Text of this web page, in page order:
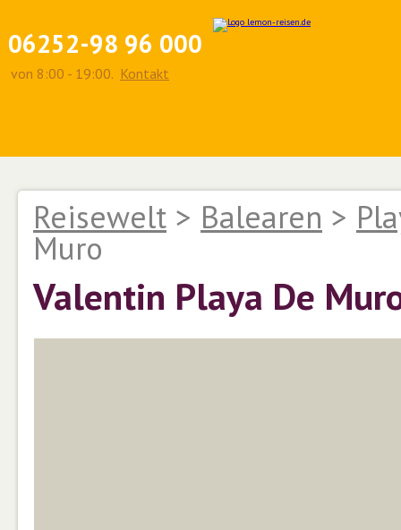
06252-98 96 000
von 8:00 - 19:00. Kontakt
Reisewelt > Balearen >
Muro
Valentin Playa De